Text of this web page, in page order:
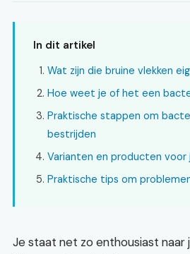
In dit artikel
Wat zijn die bruine vlekken
Hoe weet je of het een
Praktische stappen om
bestrijden
Varianten en producten voor
Praktische tips om
Je staat net zo enthousiast